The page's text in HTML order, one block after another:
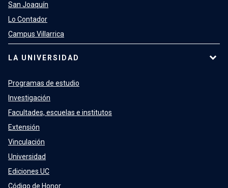
San Joaquín
Lo Contador
Campus Villarrica
LA UNIVERSIDAD
Programas de estudio
Investigación
Facultades, escuelas e institutos
Extensión
Vinculación
Universidad
Ediciones UC
Código de Honor